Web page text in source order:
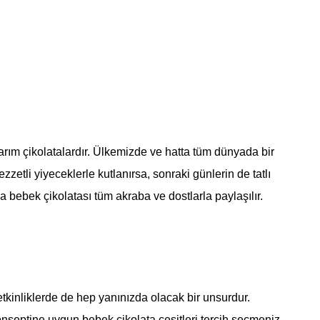
çikolatalardır. Ülkemizde ve hatta tüm dünyada bir
yiyeceklerle kutlanırsa, sonraki günlerin de tatlı
çikolatası tüm akraba ve dostlarla paylaşılır.
de hep yanınızda olacak bir unsurdur.